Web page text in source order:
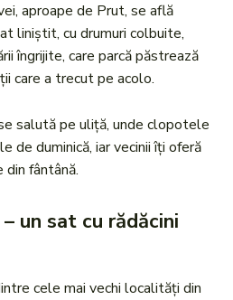
aproape de Prut, se află
liniștit, cu drumuri colbuite,
îngrijite, care parcă păstrează
care a trecut pe acolo.
salută pe uliță, unde clopotele
de duminică, iar vecinii îți oferă
din fântână.
un sat cu rădăcini
cele mai vechi localități din